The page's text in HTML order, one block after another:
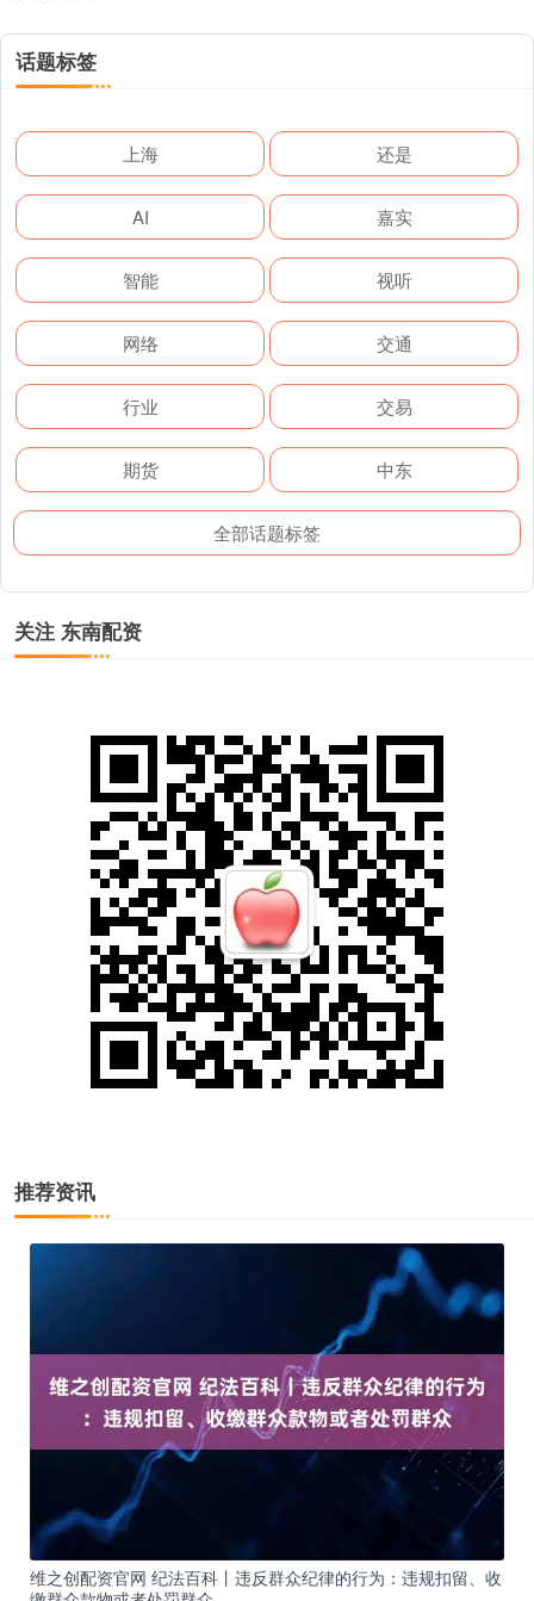
话题标签
上海 还是
AI 嘉实
智能 视听
网络 交通
行业 交易
期货 中东
全部话题标签
关注 东南配资
推荐资讯
维之创配资官网 纪法百科丨违反群众纪律的行为：违规扣留、收